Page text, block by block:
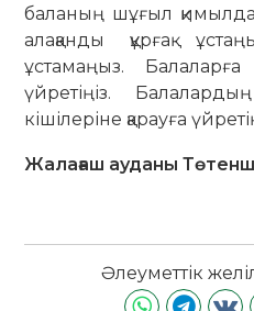
баланың шұғыл
алақанды құрғақ
ұстамаңыз. Балаларға
үйретіңіз.
кішілеріне қарауға
Жалағаш ауданы
Әлеуметтік